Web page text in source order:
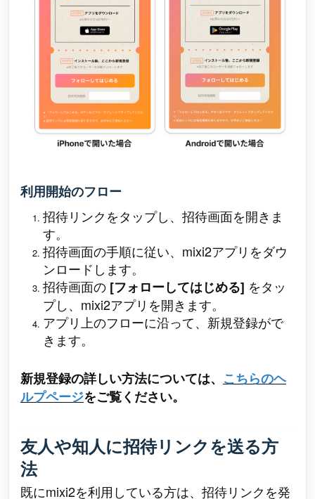
利用開始のフロー
招待リンクをタップし、招待画面を開きま
す。
招待画面の手順に従い、mixi2アプリをダウ
ンロードします。
招待画面の [フォローしてはじめる] をタッ
プし、mixi2アプリを開きます。
アプリ上のフローに沿って、新規登録がで
きます。
新規登録の詳しい方法については、 こちらのヘ
ルプページをご覧ください。
友人や知人に招待リンクを送る方
法
既にmixi2を利用している方は、招待リンクを発